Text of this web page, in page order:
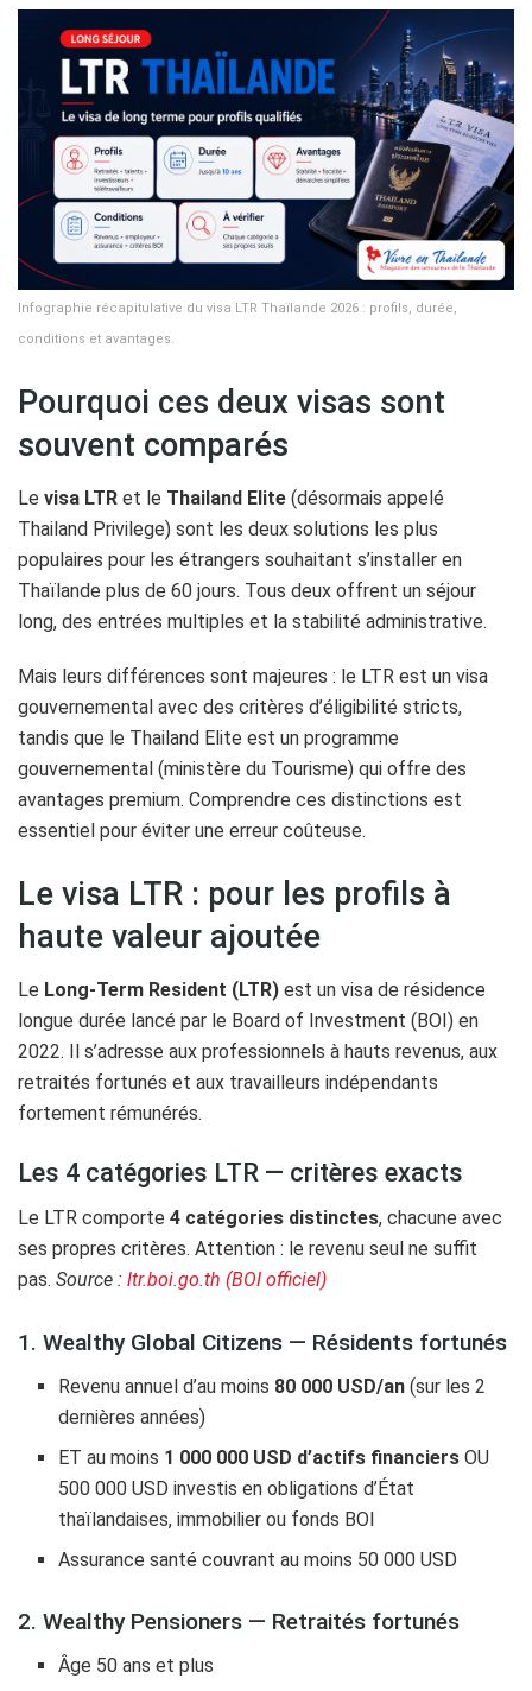
Infographie récapitulative du visa LTR Thaïlande 2026 : profils, durée,
conditions et avantages.
Pourquoi ces deux visas sont
souvent comparés
Le visa LTR et le Thailand Elite (désormais appelé
Thailand Privilege) sont les deux solutions les plus
populaires pour les étrangers souhaitant s’installer en
Thaïlande plus de 60 jours. Tous deux offrent un séjour
long, des entrées multiples et la stabilité administrative.
Mais leurs différences sont majeures : le LTR est un visa
gouvernemental avec des critères d’éligibilité stricts,
tandis que le Thailand Elite est un programme
gouvernemental (ministère du Tourisme) qui offre des
avantages premium. Comprendre ces distinctions est
essentiel pour éviter une erreur coûteuse.
Le visa LTR : pour les profils à
haute valeur ajoutée
Le Long-Term Resident (LTR) est un visa de résidence
longue durée lancé par le Board of Investment (BOI) en
2022. Il s’adresse aux professionnels à hauts revenus, aux
retraités fortunés et aux travailleurs indépendants
fortement rémunérés.
Les 4 catégories LTR — critères exacts
Le LTR comporte 4 catégories distinctes, chacune avec
ses propres critères. Attention : le revenu seul ne suffit
pas. Source : ltr.boi.go.th (BOI officiel)
1. Wealthy Global Citizens — Résidents fortunés
Revenu annuel d’au moins 80 000 USD/an (sur les 2
dernières années)
ET au moins 1 000 000 USD d’actifs financiers OU
500 000 USD investis en obligations d’État
thaïlandaises, immobilier ou fonds BOI
Assurance santé couvrant au moins 50 000 USD
2. Wealthy Pensioners — Retraités fortunés
Âge 50 ans et plus